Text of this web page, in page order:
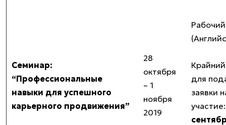
Семинар:
“Профессиональные
навыки для успешного
карьерного продвижения”
28
октября
– 1
ноября
2019
для
заявки
участие: